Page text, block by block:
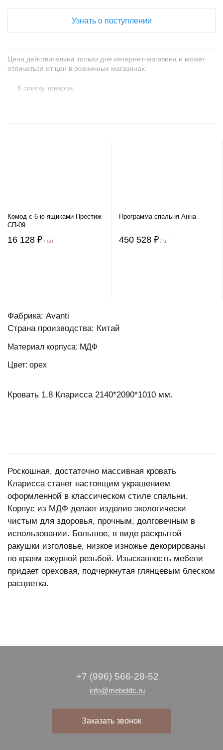
Узнать о поступлении
Цена действительна только для интернет-магазина и может
отличаться от цен в розничных магазинах.
К списку товаров
Комод с 6-ю ящиками Престиж
СП-09
16 128 ₽ / шт
Программа спальня Анна
450 528 ₽ / шт
Фабрика: Avanti
Страна производства: Китай
Материал корпуса: МДФ
Цвет: орех
Кровать 1,8 Кларисса 2140*2090*1010 мм.
Роскошная, достаточно массивная кровать
Кларисса станет настоящим украшением
оформленной в классическом стиле спальни.
Корпус из МДФ делает изделие экологически
чистым для здоровья, прочным, долговечным в
использовании. Большое, в виде раскрытой
ракушки изголовье, низкое изножье декорированы
по краям ажурной резьбой. Изысканность мебели
придает ореховая, подчеркнутая глянцевым блеском
расцветка.
+7 (996) 566-28-52
info@mebeldc.ru
Заказать звонок